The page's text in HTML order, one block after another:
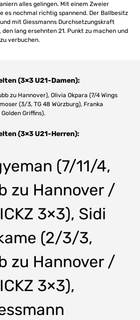
alles gelingen. Mit einem Zweier
es nochmal richtig spannend. Der Ballbesitz
mit Giessmanns Durchsetzungskraft
lang ersehnten 21. Punkt zu machen und
verbuchen.
(3×3 U21-Damen):
zu Hannover), Olivia Okpara (7/4 Wings
(3/3, TG 48 Würzburg), Franka
Griffins).
(3×3 U21-Herren):
(7/11/4,
zu Hannover /
3×3), Sidi
(2/3/3,
zu Hannover /
3×3),